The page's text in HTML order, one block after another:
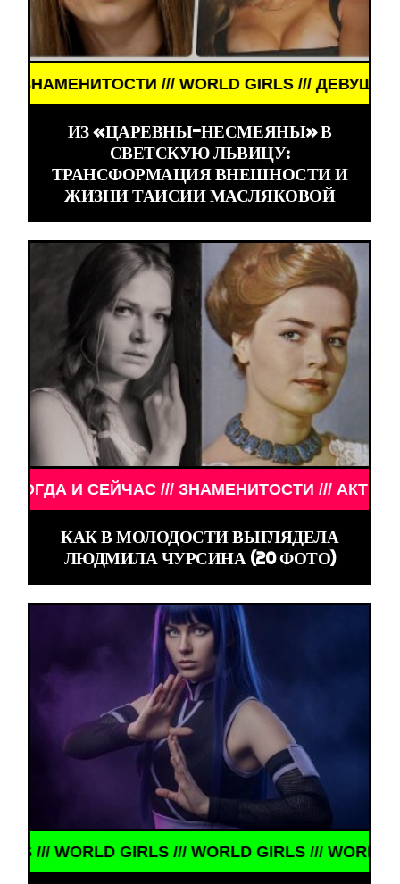
GIRLS /// ДЕВУШКИ ЗНАМЕНИТОСТИ ///
ИЗ «ЦАРЕВНЫ-НЕСМЕЯНЫ» В
СВЕТСКУЮ ЛЬВИЦУ:
ТРАНСФОРМАЦИЯ ВНЕШНОСТИ И
ЖИЗНИ ТАИСИИ МАСЛЯКОВОЙ
/// АКТЁРЫ ТОГДА И СЕЙЧАС ///
КАК В МОЛОДОСТИ ВЫГЛЯДЕЛА
ЛЮДМИЛА ЧУРСИНА (20 ФОТО)
GIRLS /// WORLD GIRLS /// WORLD GIRLS ///